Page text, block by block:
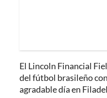
El Lincoln Financial
del fútbol brasileño
agradable día en